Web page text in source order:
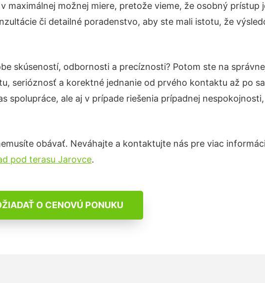
maximálnej možnej miere, pretože vieme, že osobný prístup
či detailné poradenstvo, aby ste mali istotu, že
skúseností, odbornosti a precíznosti? Potom ste na
serióznosť a korektné jednanie od prvého kontaktu až po
spolupráce, ale aj v prípade riešenia prípadnej
obávať. Neváhajte a kontaktujte nás pre viac
pod terasu Jarovce.
O CENOVÚ PONUKU